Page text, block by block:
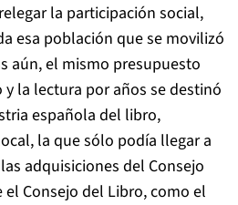
la participación social,
esa población que se movilizó
aún, el mismo presupuesto
la lectura por años se destinó
española del libro,
la que sólo podía llegar a
adquisiciones del Consejo
Consejo del Libro, como el